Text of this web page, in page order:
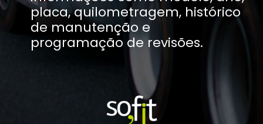
placa, quilometragem, histórico
de manutenção e
programação de revisões.